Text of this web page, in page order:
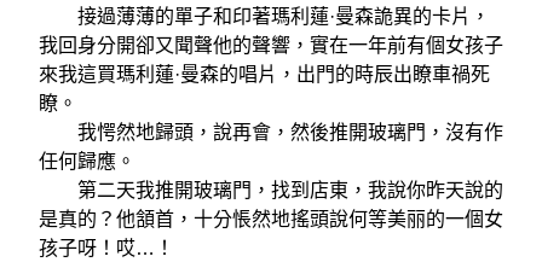
接過薄薄的單子和印著瑪利蓮·曼森詭異的卡片，
我回身分開卻又聞聲他的聲響，實在一年前有個女孩子
來我這買瑪利蓮·曼森的唱片，出門的時辰出瞭車禍死
瞭。
我愕然地歸頭，說再會，然後推開玻璃門，沒有作
任何歸應。
第二天我推開玻璃門，找到店東，我說你昨天說的
是真的？他頷首，十分悵然地搖頭說何等美丽的一個女
孩子呀！哎…！